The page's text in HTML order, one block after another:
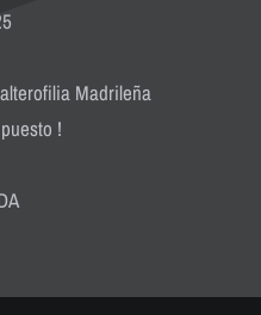
Madrileña
!